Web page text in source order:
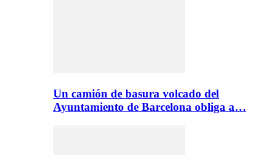
Un camión de basura volcado del
Ayuntamiento de Barcelona obliga a…